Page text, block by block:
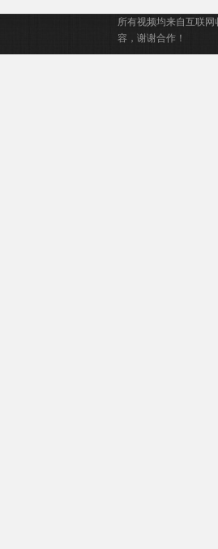
所有视频均来自互联
容，谢谢合作！